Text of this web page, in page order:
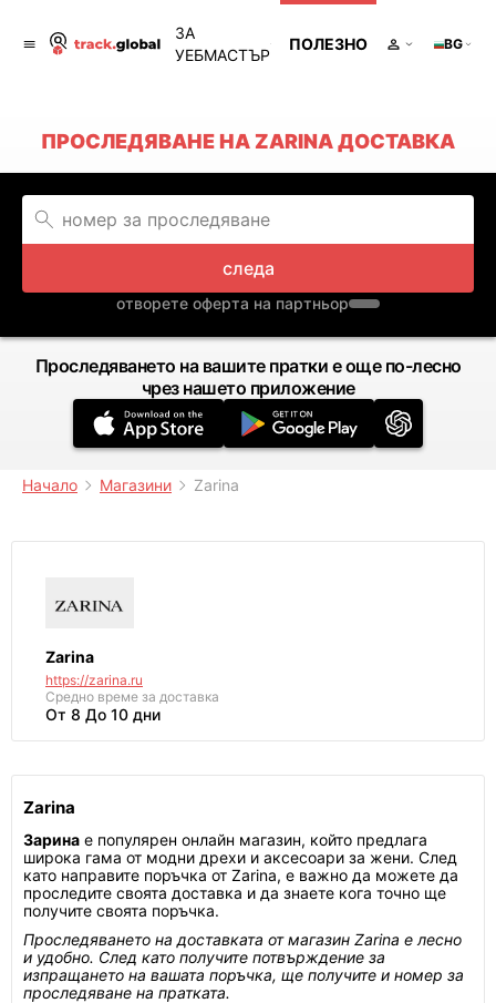
ЗА
УЕБМАСТЪР
ПОЛЕЗНО BG
ПРОСЛЕДЯВАНЕ НА ZARINA ДОСТАВКА
следа
отворете оферта на партньор
Проследяването на вашите пратки е още по-лесно
чрез нашето приложение
Начало Магазини Zarina
Zarina
https://zarina.ru
Средно време за доставка
От 8 До 10 дни
Zarina
Зарина е популярен онлайн магазин, който предлага
широка гама от модни дрехи и аксесоари за жени. След
като направите поръчка от Zarina, е важно да можете да
проследите своята доставка и да знаете кога точно ще
получите своята поръчка.
Проследяването на доставката от магазин Zarina е лесно
и удобно. След като получите потвърждение за
изпращането на вашата поръчка, ще получите и номер за
проследяване на пратката.